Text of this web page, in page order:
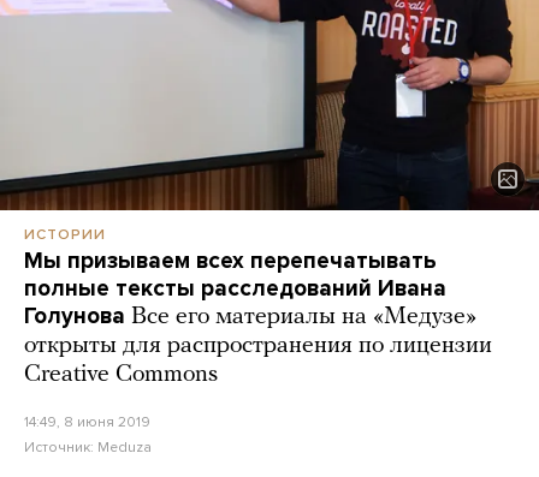
ИСТОРИИ
Мы призываем всех перепечатывать
полные тексты расследований Ивана
Голунова Все его материалы на «Медузе»
открыты для распространения по лицензии
Creative Commons
14:49, 8 июня 2019
Источник: Meduza